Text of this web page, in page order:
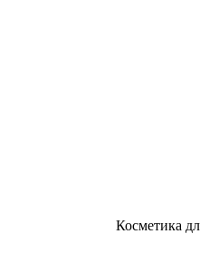
Косметика